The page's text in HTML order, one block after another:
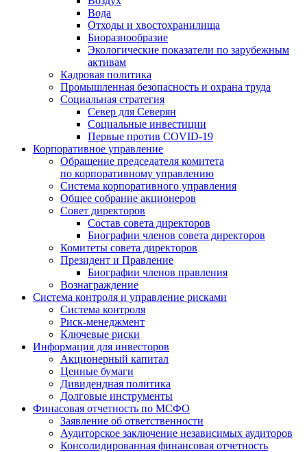
Вода
Отходы и хвостохранилища
Биоразнообразие
Экологические показатели по зарубежным
активам
Кадровая политика
Промышленная безопасность и охрана труда
Социальная стратегия
Север для Северян
Социальные инвестиции
Первые против COVID‑19
Корпоративное управление
Обращение председателя комитета
по корпоративному управлению
Система корпоративного управления
Общее собрание акционеров
Совет директоров
Состав совета директоров
Биографии членов совета директоров
Комитеты совета директоров
Президент и Правление
Биографии членов правления
Вознаграждение
Система контроля и управление рисками
Система контроля
Риск-менеджмент
Ключевые риски
Информация для инвесторов
Акционерный капитал
Ценные бумаги
Дивидендная политика
Долговые инструменты
Финасовая отчетность по МСФО
Заявление об ответственности
Аудиторское заключение независимых аудиторов
Консолидированная финансовая отчетность